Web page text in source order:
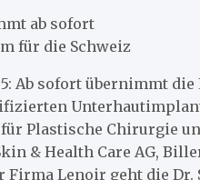
ab sofort
für die Schweiz
Ab sofort übernimmt
Plastische Chirurgie
& Health Care AG,
Lenoir geht die Dr.